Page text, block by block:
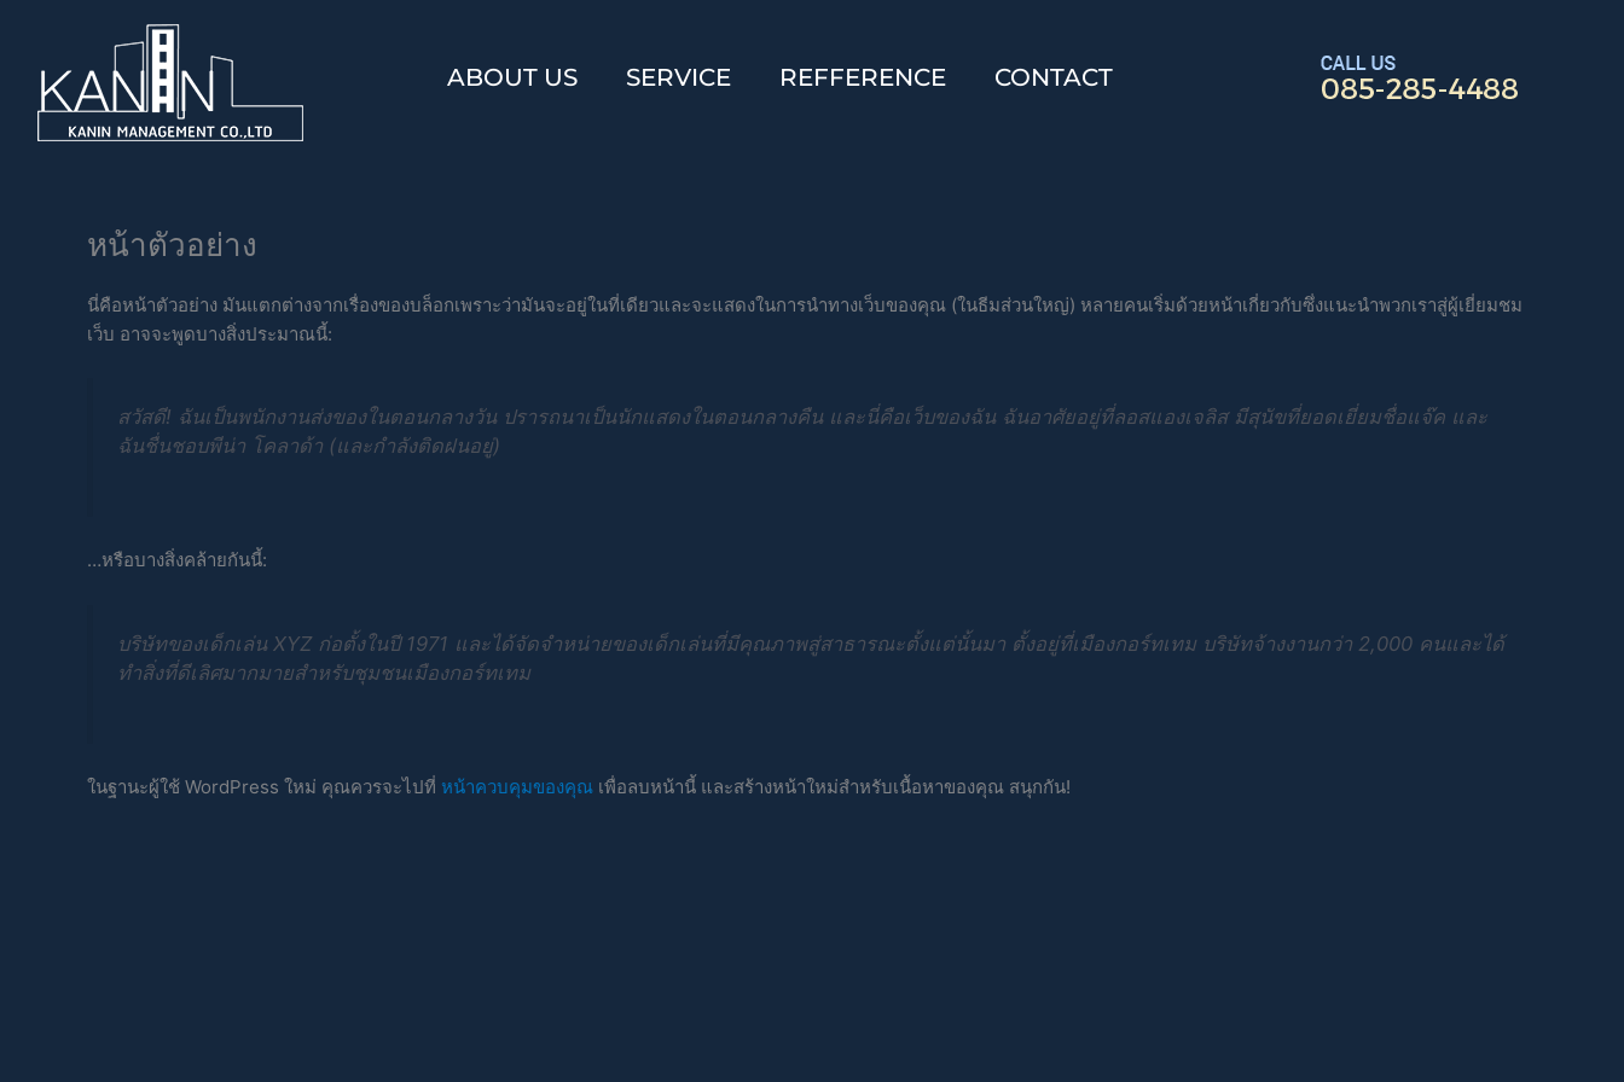
content
ABOUT US SERVICE REFFERENCE CONTACT
หน้าตัวอย่าง
นี่คือหน้าตัวอย่าง มันแตกต่างจากเรื่องของบล็อกเพราะว่ามันจะอยู่ในที่เดียวและจะแสดงในการนำทางเว็บของคุณ (ในธีมส่วนใหญ่) หลายคนเริ่มด้วยหน้าเกี่ยวกับซึ่งแนะนำพวกเราสู่ผู้เยี่ยมชม
เว็บ อาจจะพูดบางสิ่งประมาณนี้:
สวัสดี! ฉันเป็นพนักงานส่งของในตอนกลางวัน ปรารถนาเป็นนักแสดงในตอนกลางคืน และนี่คือเว็บของฉัน ฉันอาศัยอยู่ที่ลอสแองเจลิส มีสุนัขที่ยอดเยี่ยมชื่อแจ๊ค และ
ฉันชื่นชอบพีน่า โคลาด้า (และกำลังติดฝนอยู่)
…หรือบางสิ่งคล้ายกันนี้:
บริษัทของเด็กเล่น XYZ ก่อตั้งในปี 1971 และได้จัดจำหน่ายของเด็กเล่นที่มีคุณภาพสู่สาธารณะตั้งแต่นั้นมา ตั้งอยู่ที่เมืองกอร์ทเทม บริษัทจ้างงานกว่า 2,000 คนและได้
ทำสิ่งที่ดีเลิศมากมายสำหรับชุมชนเมืองกอร์ทเทม
ในฐานะผู้ใช้ WordPress ใหม่ คุณควรจะไปที่ หน้าควบคุมของคุณ เพื่อลบหน้านี้ และสร้างหน้าใหม่สำหรับเนื้อหาของคุณ สนุกกัน!